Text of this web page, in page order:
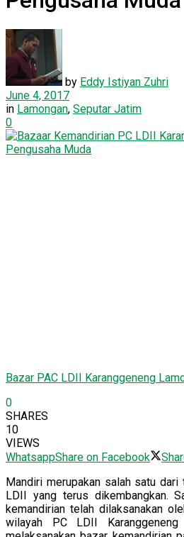
by Eddy Istiyan Zuhri
June 4, 2017
in Lamongan, Seputar Jatim
0
Bazar PAC LDII Karanggeneng
0
SHARES
10
VIEWS
WhatsappShare on Facebook
Mandiri merupakan salah satu
LDII yang terus dikembangkan.
kemandirian telah dilaksanakan
wilayah PC LDII